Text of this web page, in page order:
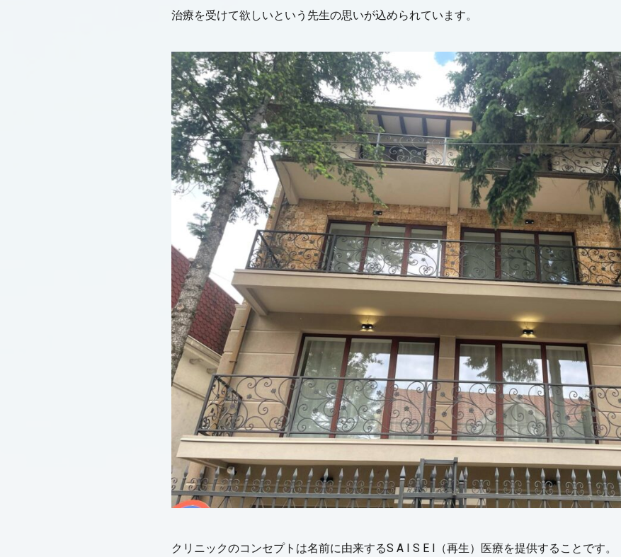
治療を受けて欲しいという先生の思いが込められています。
クリニックのコンセプトは名前に由来するS A I S E I（再生）医療を提供することです。